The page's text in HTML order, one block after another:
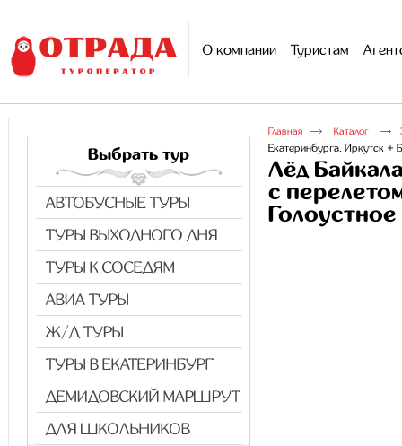
О компании Туристам
Выбрать тур
АВТОБУСНЫЕ ТУРЫ
ТУРЫ ВЫХОДНОГО ДНЯ
ТУРЫ К СОСЕДЯМ
АВИА ТУРЫ
Ж/Д ТУРЫ
ТУРЫ В ЕКАТЕРИНБУРГ
ДЕМИДОВСКИЙ МАРШРУТ
ДЛЯ ШКОЛЬНИКОВ
Главная Каталог
Екатеринбурга. Иркутск +
Лёд
с